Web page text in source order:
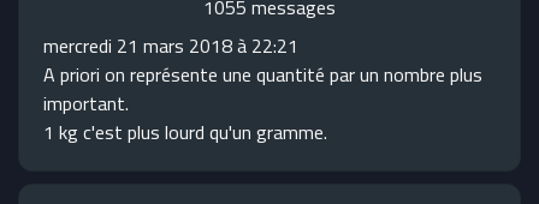
1055 messages
mercredi 21 mars 2018 à 22:21
A priori on représente une quantité par un nombre plus
important.
1 kg c'est plus lourd qu'un gramme.